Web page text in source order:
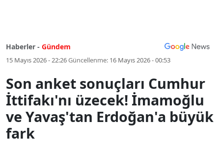
Haberler - Gündem
15 Mayıs 2026 - 22:26Güncellenme: 16 Mayıs 2026 - 00:53
Son anket sonuçları Cumhur
İttifakı'nı üzecek! İmamoğlu
ve Yavaş'tan Erdoğan'a büyük
fark